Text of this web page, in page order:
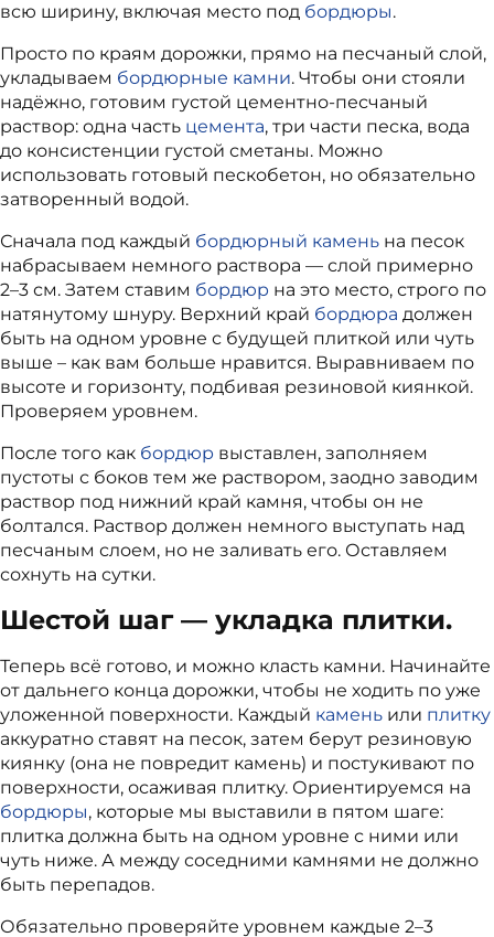
всю ширину, включая место под бордюры.
Просто по краям дорожки, прямо на песчаный слой,
укладываем бордюрные камни. Чтобы они стояли
надёжно, готовим густой цементно-песчаный
раствор: одна часть цемента, три части песка, вода
до консистенции густой сметаны. Можно
использовать готовый пескобетон, но обязательно
затворенный водой.
Сначала под каждый бордюрный камень на песок
набрасываем немного раствора — слой примерно
2–3 см. Затем ставим бордюр на это место, строго по
натянутому шнуру. Верхний край бордюра должен
быть на одном уровне с будущей плиткой или чуть
выше – как вам больше нравится. Выравниваем по
высоте и горизонту, подбивая резиновой киянкой.
Проверяем уровнем.
После того как бордюр выставлен, заполняем
пустоты с боков тем же раствором, заодно заводим
раствор под нижний край камня, чтобы он не
болтался. Раствор должен немного выступать над
песчаным слоем, но не заливать его. Оставляем
сохнуть на сутки.
Шестой шаг — укладка плитки.
Теперь всё готово, и можно класть камни. Начинайте
от дальнего конца дорожки, чтобы не ходить по уже
уложенной поверхности. Каждый камень или плитку
аккуратно ставят на песок, затем берут резиновую
киянку (она не повредит камень) и постукивают по
поверхности, осаживая плитку. Ориентируемся на
бордюры, которые мы выставили в пятом шаге:
плитка должна быть на одном уровне с ними или
чуть ниже. А между соседними камнями не должно
быть перепадов.
Обязательно проверяйте уровнем каждые 2–3